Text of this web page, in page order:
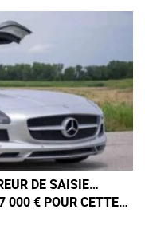
DE SAISIE…
000 € POUR CETTE